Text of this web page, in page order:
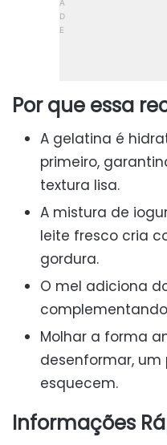
Por que essa
A gelatina é
primeiro,
textura lisa.
A mistura de
leite fresco cria
gordura.
O mel adiciona
Molhar a forma
desenformar,
esquecem.
Informações